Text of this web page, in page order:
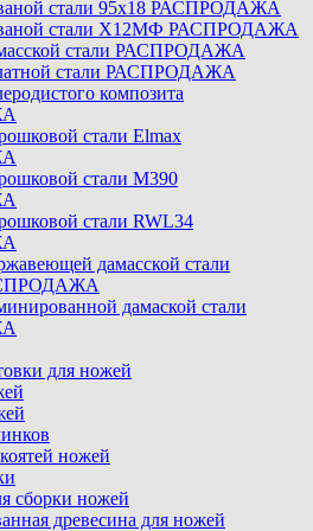
стали 95х18 РАСПРОДАЖА
стали Х12МФ РАСПРОДАЖА
стали РАСПРОДАЖА
стали РАСПРОДАЖА
композита
стали Elmax
стали M390
стали RWL34
дамасской стали
дамаской стали
для ножей
ножей
сборки ножей
древесина для ножей